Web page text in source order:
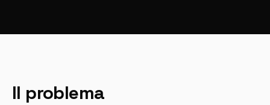
Il problema